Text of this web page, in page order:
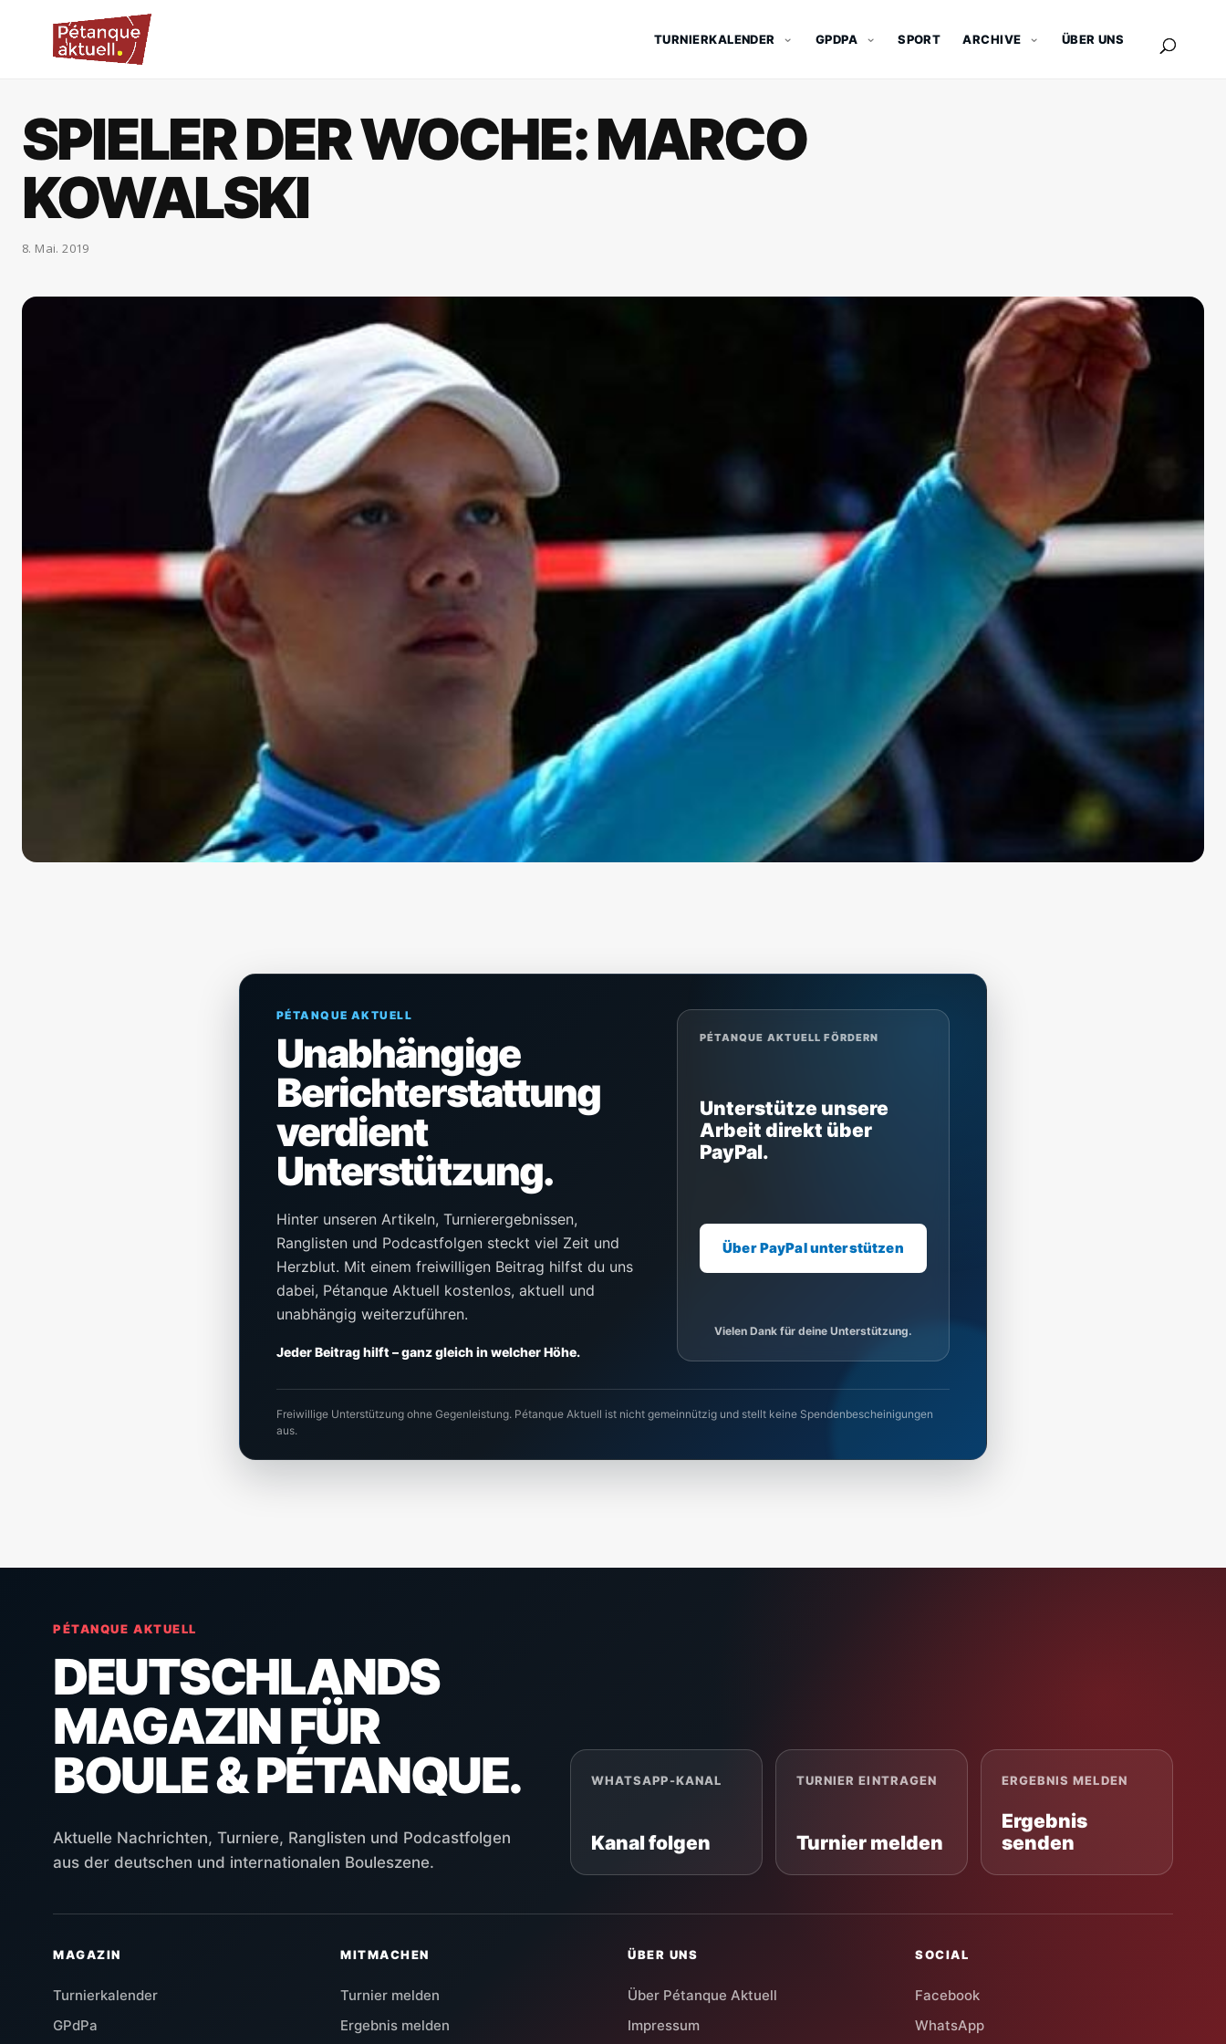
TURNIERKALENDER GPDPA SPORT ARCHIVE ÜBER UNS
SPIELER DER WOCHE: MARCO
KOWALSKI
8. Mai. 2019
PÉTANQUE AKTUELL
Unabhängige
Berichterstattung
verdient
Unterstützung.
Hinter unseren Artikeln, Turnierergebnissen,
Ranglisten und Podcastfolgen steckt viel Zeit und
Herzblut. Mit einem freiwilligen Beitrag hilfst du uns
dabei, Pétanque Aktuell kostenlos, aktuell und
unabhängig weiterzuführen.
Jeder Beitrag hilft – ganz gleich in welcher Höhe.
PÉTANQUE AKTUELL FÖRDERN
Unterstütze unsere
Arbeit direkt über
PayPal.
Über PayPal unterstützen
Vielen Dank für deine Unterstützung.
Freiwillige Unterstützung ohne Gegenleistung. Pétanque Aktuell ist nicht gemeinnützig und stellt keine Spendenbescheinigungen
aus.
PÉTANQUE AKTUELL
DEUTSCHLANDS
MAGAZIN FÜR
BOULE & PÉTANQUE.
Aktuelle Nachrichten, Turniere, Ranglisten und Podcastfolgen
aus der deutschen und internationalen Bouleszene.
WHATSAPP-KANAL
Kanal folgen
TURNIER EINTRAGEN
Turnier melden
ERGEBNIS MELDEN
Ergebnis
senden
MAGAZIN
Turnierkalender
GPdPa
MITMACHEN
Turnier melden
Ergebnis melden
ÜBER UNS
Über Pétanque Aktuell
Impressum
SOCIAL
Facebook
WhatsApp